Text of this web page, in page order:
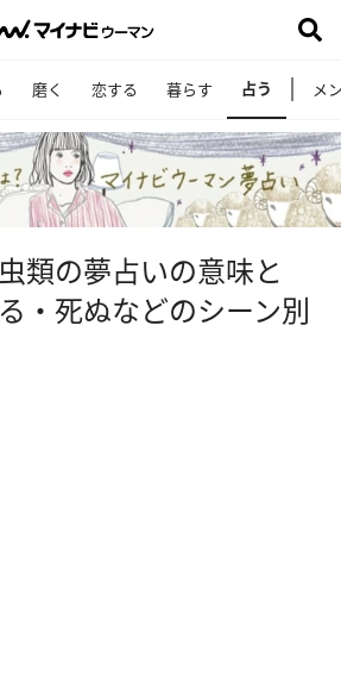
磨く 恋する 暮らす 占う メ
類の夢占いの意味と
・死ぬなどのシーン別